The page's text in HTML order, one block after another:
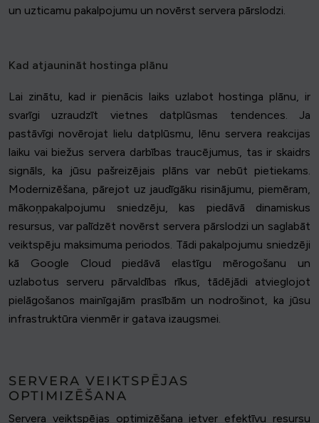
un uzticamu pakalpojumu un novērst servera pārslodzi.
Kad atjaunināt hostinga plānu
Lai zinātu, kad ir pienācis laiks uzlabot hostinga plānu, ir
svarīgi uzraudzīt vietnes datplūsmas tendences. Ja
pastāvīgi novērojat lielu datplūsmu, lēnu servera reakcijas
laiku vai biežus servera darbības traucējumus, tas ir skaidrs
signāls, ka jūsu pašreizējais plāns var nebūt pietiekams.
Modernizēšana, pārejot uz jaudīgāku risinājumu, piemēram,
mākoņpakalpojumu sniedzēju, kas piedāvā dinamiskus
resursus, var palīdzēt novērst servera pārslodzi un saglabāt
veiktspēju maksimuma periodos. Tādi pakalpojumu sniedzēji
kā Google Cloud piedāvā elastīgu mērogošanu un
uzlabotus serveru pārvaldības rīkus, tādējādi atvieglojot
pielāgošanos mainīgajām prasībām un nodrošinot, ka jūsu
infrastruktūra vienmēr ir gatava izaugsmei.
SERVERA VEIKTSPĒJAS
OPTIMIZĒŠANA
Servera veiktspējas optimizēšana ietver efektīvu resursu